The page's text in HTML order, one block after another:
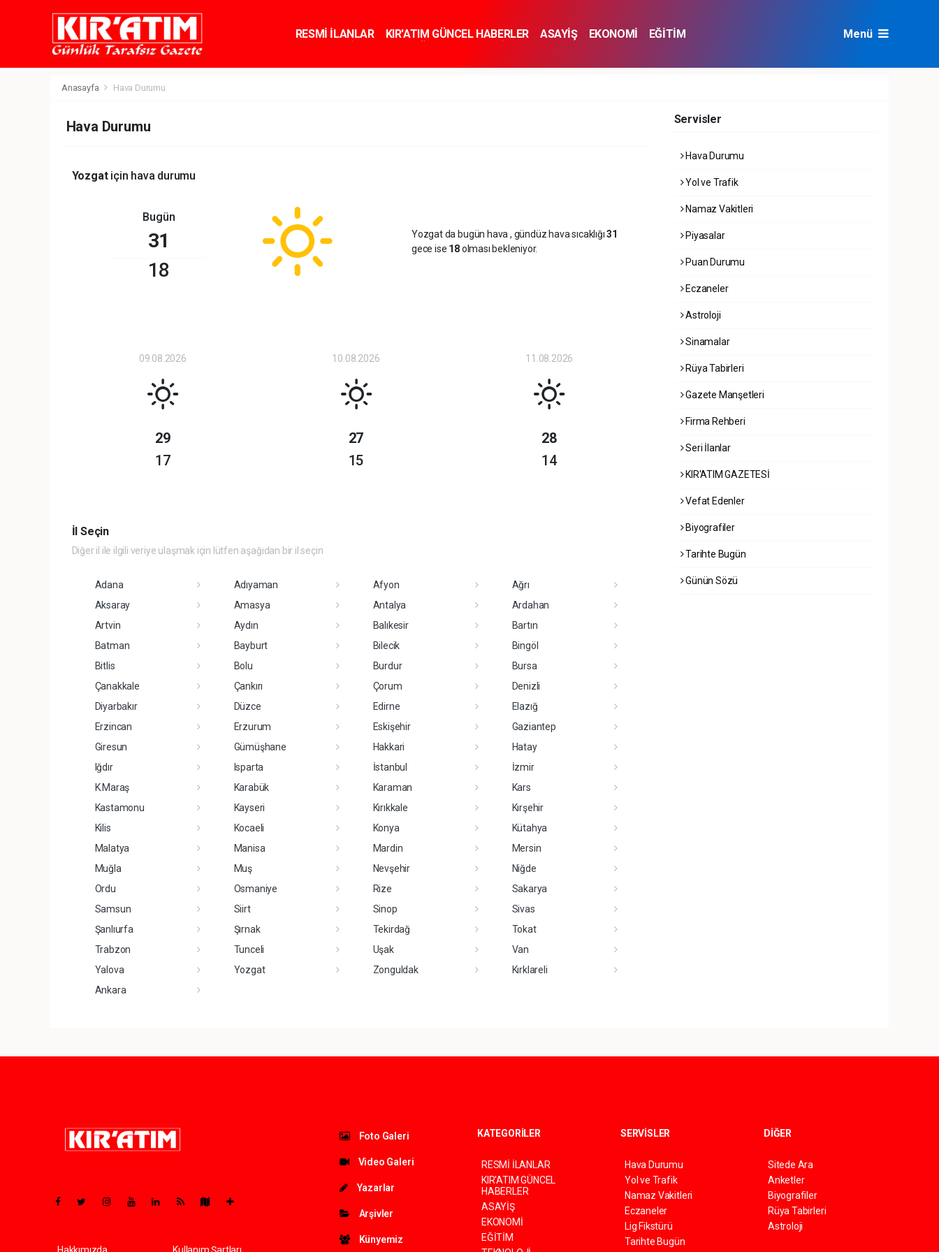
RESMİ İLANLAR KIR'ATIM GÜNCEL HABERLER ASAYİŞ EKONOMİ
EĞİTİM
Menü
Anasayfa Hava Durumu
Hava Durumu
Yozgatiçin hava durumu
Bugün
31
18
Yozgat da bugün hava , gündüz hava sıcaklığı31
gece ise 18olması bekleniyor.
09.08.2026
29
17
10.08.2026
27
15
11.08.2026
28
14
İl Seçin
Diğer il ile ilgili veriye ulaşmak için lütfen aşağıdan bir il seçin
Adana Adıyaman Afyon
Ağrı
Aksaray
Amasya Antalya
Ardahan
Artvin
Aydın Balıkesir
Bartın
Batman
Bayburt Bilecik
Bingöl
Bitlis
Bolu Burdur
Bursa
Çanakkale
Çankırı Çorum
Denizli
Diyarbakır
Düzce Edirne
Elazığ
Erzincan
Erzurum Eskişehir
Gaziantep
Giresun
Gümüşhane Hakkari
Hatay
Iğdır
Isparta İstanbul
İzmir
K.Maraş
Karabük Karaman
Kars
Kastamonu
Kayseri Kırıkkale
Kırşehir
Kilis
Kocaeli Konya
Kütahya
Malatya
Manisa Mardin
Mersin
Muğla
Muş Nevşehir
Niğde
Ordu
Osmaniye Rize
Sakarya
Samsun
Siirt Sinop
Sivas
Şanlıurfa
Şırnak Tekirdağ
Tokat
Trabzon
Tunceli Uşak
Van
Yalova
Yozgat Zonguldak
Kırklareli
Ankara
Servisler
Hava Durumu
Yol ve Trafik
Namaz Vakitleri
Piyasalar
Puan Durumu
Eczaneler
Astroloji
Sinamalar
Rüya Tabirleri
Gazete Manşetleri
Firma Rehberi
Seri İlanlar
KIR'ATIM GAZETESİ
Vefat Edenler
Biyografiler
Tarihte Bugün
Günün Sözü
Hakkımızda Kullanım Şartları
Foto Galeri
Video Galeri
Yazarlar
Arşivler
Künyemiz
KATEGORİLER
RESMİ İLANLAR
KIR'ATIM GÜNCEL
HABERLER
ASAYİŞ
EKONOMİ
EĞİTİM
SERVİSLER
Hava Durumu
Yol ve Trafik
Namaz Vakitleri
Eczaneler
Lig Fikstürü
Tarihte Bugün
DİĞER
Sitede Ara
Anketler
Biyografiler
Rüya Tabirleri
Astroloji